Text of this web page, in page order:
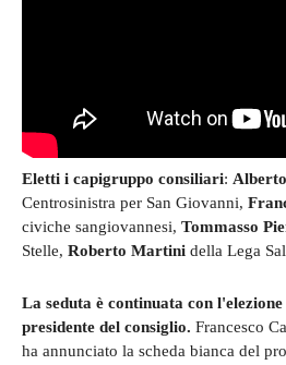
Eletti i capigruppo consiliari:
Centrosinistra per San Giovanni,
civiche sangiovannesi, Tommasso
Stelle, Roberto Martini della Lega
La seduta è continuata con
presidente del consiglio. Francesco
ha annunciato la scheda bianca del